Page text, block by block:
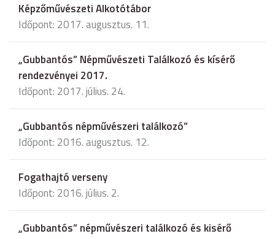
Képzőművészeti Alkotótábor
Időpont: 2017. augusztus. 11.
„Gubbantós” Népművészeti Találkozó és kísérő
rendezvényei 2017.
Időpont: 2017. július. 24.
„Gubbantós népművészeri találkozó”
Időpont: 2016. augusztus. 12.
Fogathajtó verseny
Időpont: 2016. július. 2.
„Gubbantós” népművészeri találkozó és kisérő